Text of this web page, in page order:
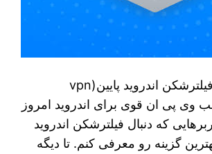
معرفی بهترین فیلترشکن اندروید پایین(vpn
نصب وی پی ان قوی برای اندروید امروز
که دنبال فیلترشکن اندروید
گزینه رو معرفی کنم. تا دیگه